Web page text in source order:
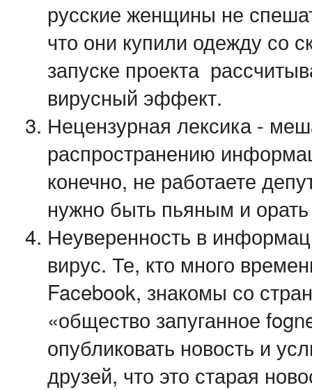
русские женщины не
что они купили одежду со
запуске проекта
вирусный эффект.
Нецензурная лексика -
распространению
конечно, не работаете
нужно быть пьяным и
Неуверенность в
вирус. Те, кто много
Facebook, знакомы со
«общество запуганное
опубликовать новость и
друзей, что это старая